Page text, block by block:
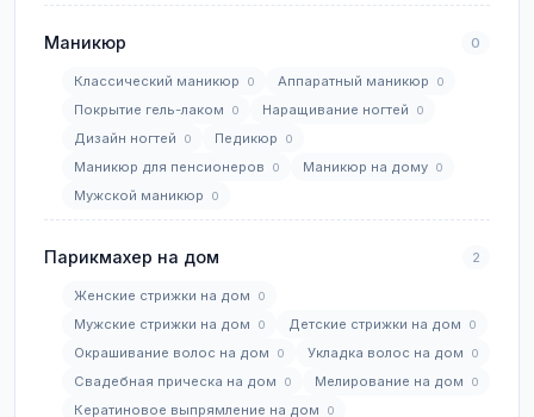
Маникюр 0
Классический маникюр 0 Аппаратный маникюр 0
Покрытие гель-лаком 0 Наращивание ногтей 0
Дизайн ногтей 0 Педикюр 0
Маникюр для пенсионеров 0 Маникюр на дому 0
Мужской маникюр 0
Парикмахер на дом 2
Женские стрижки на дом 0
Мужские стрижки на дом 0 Детские стрижки на дом 0
Окрашивание волос на дом 0 Укладка волос на дом 0
Свадебная прическа на дом 0 Мелирование на дом 0
Кератиновое выпрямление на дом 0